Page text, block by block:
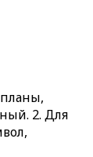
2. Для